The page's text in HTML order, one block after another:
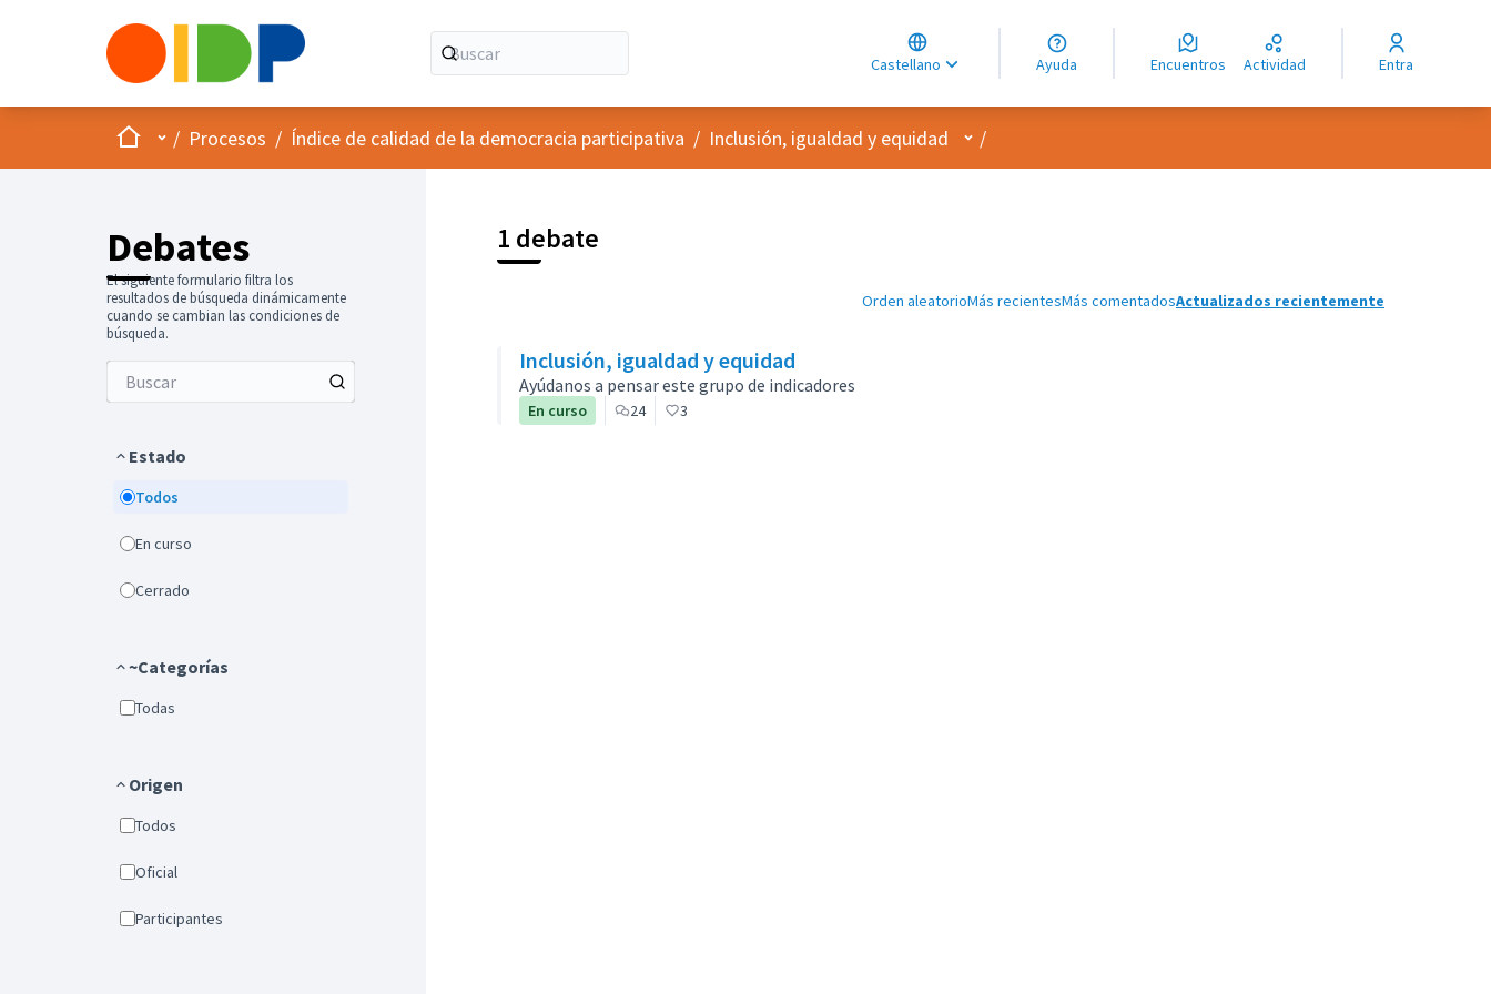
Castellano
Choose language
Choisir la langue
Elegir el idioma
Ayuda Encuentros Actividad Entra
InicioMenú principal
/ Procesos / Índice de calidad de la democracia participativa / Inclusión, igualdad y equidad Menú de usuario
/
Debates
El siguiente formulario filtra los
resultados de búsqueda dinámicamente
cuando se cambian las condiciones de
búsqueda.
Estado
Todos
En curso
Cerrado
~Categorías
Todas
Origen
Todos
Oficial
Participantes
1 debate
Orden aleatorioMás recientesMás comentadosActualizados recientemente
Inclusión, igualdad y equidad
Ayúdanos a pensar este grupo de indicadores
En curso 24 3